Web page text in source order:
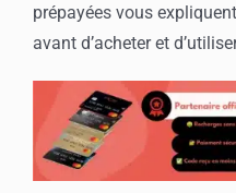
prépayées vous
avant d’acheter et